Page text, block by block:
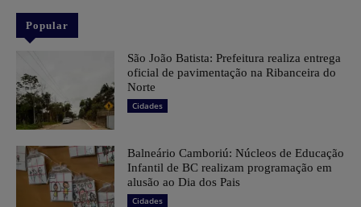
Popular
São João Batista: Prefeitura realiza entrega
oficial de pavimentação na Ribanceira do
Norte
Cidades
Balneário Camboriú: Núcleos de Educação
Infantil de BC realizam programação em
alusão ao Dia dos Pais
Cidades